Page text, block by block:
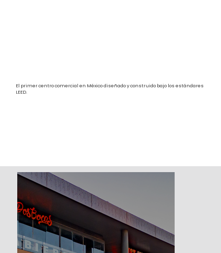
El primer centro comercial en México diseñado y construido bajo los estándares
LEED.